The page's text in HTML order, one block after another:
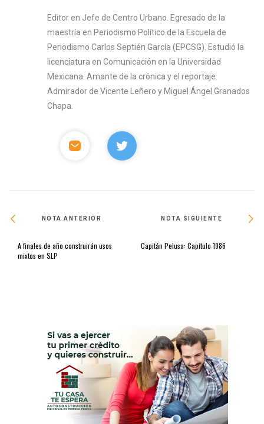
Editor en Jefe de Centro Urbano. Egresado de la
maestría en Periodismo Político de la Escuela de
Periodismo Carlos Septién García (EPCSG). Estudió la
licenciatura en Comunicación en la Universidad
Mexicana. Amante de la crónica y el reportaje.
Admirador de Vicente Leñero y Miguel Ángel Granados
Chapa.
NOTA ANTERIOR
A finales de año construirán usos
mixtos en SLP
NOTA SIGUIENTE
Capitán Pelusa: Capítulo 1986